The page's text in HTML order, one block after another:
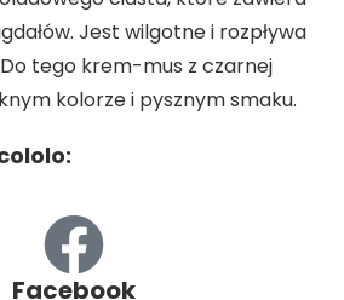
Jest wilgotne i rozpływa
tego krem-mus z czarnej
kolorze i pysznym smaku.
Facebook